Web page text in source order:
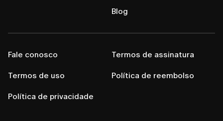
Blog
Fale conosco
Termos de uso
Política de privacidade
Termos de assinatura
Política de reembolso